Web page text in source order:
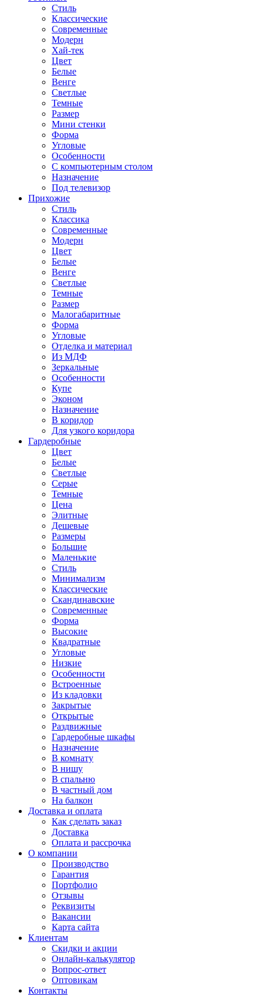
Стиль
Классические
Современные
Модерн
Хай-тек
Цвет
Белые
Венге
Светлые
Темные
Размер
Мини стенки
Форма
Угловые
Особенности
С компьютерным столом
Назначение
Под телевизор
Прихожие
Стиль
Классика
Современные
Модерн
Цвет
Белые
Венге
Светлые
Темные
Размер
Малогабаритные
Форма
Угловые
Отделка и материал
Из МДФ
Зеркальные
Особенности
Купе
Эконом
Назначение
В коридор
Для узкого коридора
Гардеробные
Цвет
Белые
Светлые
Серые
Темные
Цена
Элитные
Дешевые
Размеры
Большие
Маленькие
Стиль
Минимализм
Классические
Скандинавские
Современные
Форма
Высокие
Квадратные
Угловые
Низкие
Особенности
Встроенные
Из кладовки
Закрытые
Открытые
Раздвижные
Гардеробные шкафы
Назначение
В комнату
В нишу
В спальню
В частный дом
На балкон
Доставка и оплата
Как сделать заказ
Доставка
Оплата и рассрочка
О компании
Производство
Гарантия
Портфолио
Отзывы
Реквизиты
Вакансии
Карта сайта
Клиентам
Скидки и акции
Онлайн-калькулятор
Вопрос-ответ
Оптовикам
Контакты